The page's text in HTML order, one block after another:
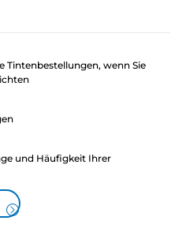
Tintenbestellungen, wenn Sie
und Häufigkeit Ihrer